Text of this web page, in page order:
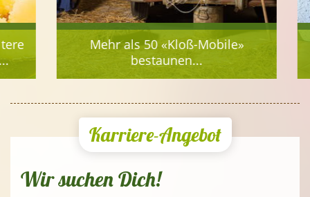
Mehr als 50 «Kloß-Mobile»
bestaunen...
Karriere-Angebot
Wir suchen Dich!